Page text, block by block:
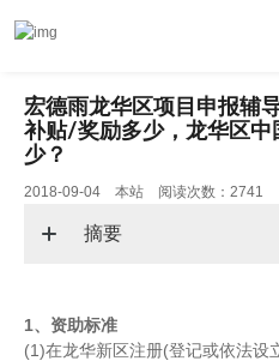
宏德雨龙华区项目申报辅
补贴/奖励多少，龙华区
少？
2018-09-04 本站 阅读次数：2741
摘要
1、资助标准
(1)在龙华新区注册(登记或依法设